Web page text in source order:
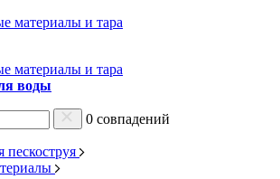
материалы и тара
материалы и тара
воды
0 совпадений
пескоструя